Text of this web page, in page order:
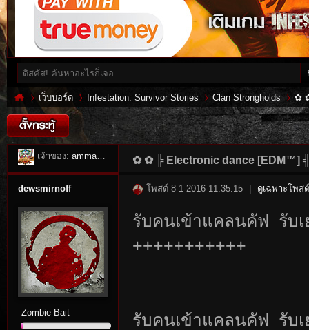
Inf
es
»
เว็บบอร์ด
›
Infestation: Survivor Stories
›
Clan Strongholds
›
✿
เจ้าของ: ammarin4650 ✿ ✿ ╠ Electronic dance [EDM™]
dewsmirnoff
Zombie Bait
โพสต์ 8-1-2016 11:35:15 ดูเฉพาะโพส
รับคนเข้าแคลนคัฟ รับ
+++++++++++
รับคนเข้าแคลนคัฟ รับ